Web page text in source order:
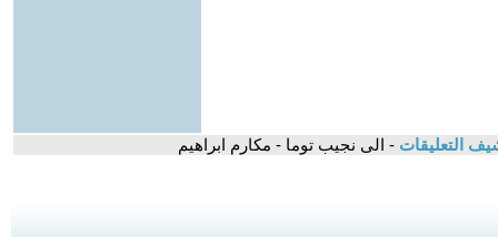
التعليقات - الى نجيب توما - مكارم ابراهيم